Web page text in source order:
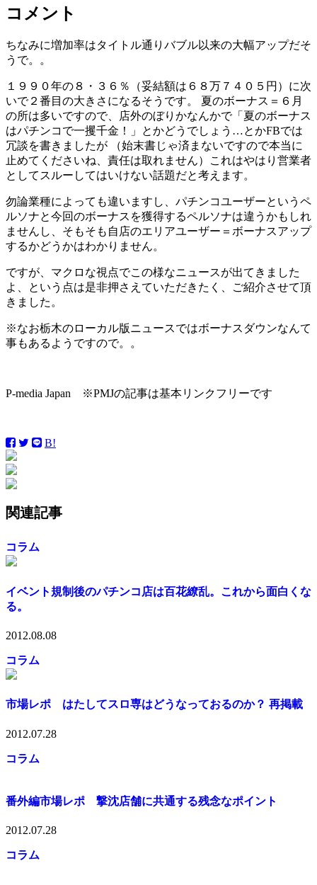
コメント
ちなみに増加率はタイトル通りバブル以来の大幅アップだそ
うで。。
１９９０年の８・３６％（妥結額は６８万７４０５円）に次
いで２番目の大きさになるそうです。 夏のボーナス＝６月
の所は多いですので、店外のぼりかなんかで「夏のボーナス
はパチンコで一攫千金！」とかどうでしょう…とかFBでは
冗談を書きましたが （始末書じゃ済まないですので本当に
止めてくださいね、責任は取れません）これはやはり営業者
としてスルーしてはいけない話題だと考えます。
勿論業種によっても違いますし、パチンコユーザーというペ
ルソナと今回のボーナスを獲得するペルソナは違うかもしれ
ませんし、そもそも自店のエリアユーザー＝ボーナスアップ
するかどうかはわかりません。
ですが、マクロな視点でこの様なニュースが出てきました
よ、という点は是非押さえていただきたく、ご紹介させて頂
きました。
※なお栃木のローカル版ニュースではボーナスダウンなんて
事もあるようですので。。
P-media Japan ※PMJの記事は基本リンクフリーです
B!
関連記事
コラム
イベント規制後のパチンコ店は百花繚乱。これから面白くな
る。
2012.08.08
コラム
市場レポ はたしてスロ専はどうなっておるのか？ 再掲載
2012.07.28
コラム
番外編市場レポ 撃沈店舗に共通する残念なポイント
2012.07.28
コラム